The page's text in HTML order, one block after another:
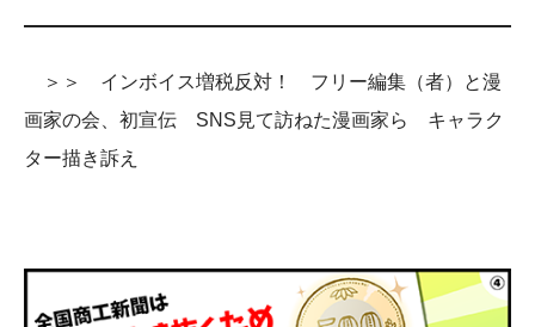
＞＞ インボイス増税反対！ フリー編集（者）と漫
画家の会、初宣伝 SNS見て訪ねた漫画家ら キャラク
ター描き訴え